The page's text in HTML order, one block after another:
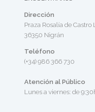
Dirección
Praza Rosalía de Castro
36350 Nigrán
Teléfono
(+34) 986 366 730
Atención al Público
Lunes a viernes: de